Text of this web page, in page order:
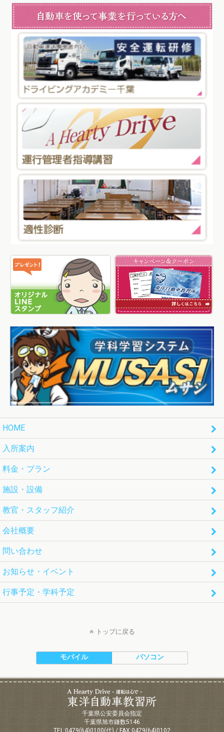
HOME
入所案内
料金・プラン
施設・設備
教官・スタッフ紹介
会社概要
問い合わせ
お知らせ・イベント
行事予定・学科予定
トップに戻る
モバイル パソコン
千葉県公安委員会指定
千葉県旭市鎌数5146
TEL:0479(64)0100(代) / FAX:0479(64)0102